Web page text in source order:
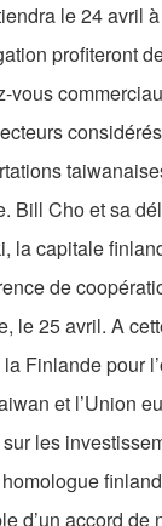
le 24 avril
profiteront
vous
Bill Cho et sa
la capitale
de
le 25 avril. A
Finlande pour
et l’Union
les
d’un accord de